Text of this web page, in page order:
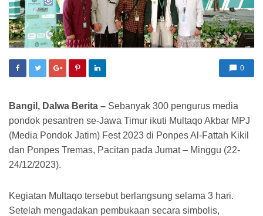
0
Bangil, Dalwa Berita – Sebanyak 300 pengurus media
pondok pesantren se-Jawa Timur ikuti Multaqo Akbar MPJ
(Media Pondok Jatim) Fest 2023 di Ponpes Al-Fattah Kikil
dan Ponpes Tremas, Pacitan pada Jumat – Minggu (22-
24/12/2023).
Kegiatan Multaqo tersebut berlangsung selama 3 hari.
Setelah mengadakan pembukaan secara simbolis,